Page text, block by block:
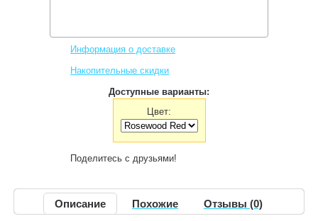
Информация о доставке
Накопительные скидки
Доступные варианты:
Цвет:
Поделитесь с друзьями!
Описание Похожие Отзывы (0)